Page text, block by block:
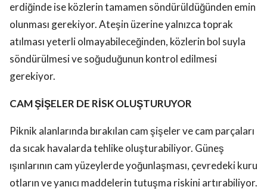
erdiğinde ise közlerin tamamen söndürüldüğünden emin
olunması gerekiyor. Ateşin üzerine yalnızca toprak
atılması yeterli olmayabileceğinden, közlerin bol suyla
söndürülmesi ve soğuduğunun kontrol edilmesi
gerekiyor.
CAM ŞİŞELER DE RİSK OLUŞTURUYOR
Piknik alanlarında bırakılan cam şişeler ve cam parçaları
da sıcak havalarda tehlike oluşturabiliyor. Güneş
ışınlarının cam yüzeylerde yoğunlaşması, çevredeki kuru
otların ve yanıcı maddelerin tutuşma riskini artırabiliyor.